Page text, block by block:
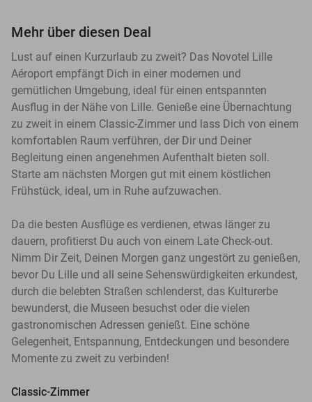
Mehr über diesen Deal
Lust auf einen Kurzurlaub zu zweit? Das Novotel Lille
Aéroport empfängt Dich in einer modernen und
gemütlichen Umgebung, ideal für einen entspannten
Ausflug in der Nähe von Lille. Genieße eine Übernachtung
zu zweit in einem Classic-Zimmer und lass Dich von einem
komfortablen Raum verführen, der Dir und Deiner
Begleitung einen angenehmen Aufenthalt bieten soll.
Starte am nächsten Morgen gut mit einem köstlichen
Frühstück, ideal, um in Ruhe aufzuwachen.
Da die besten Ausflüge es verdienen, etwas länger zu
dauern, profitierst Du auch von einem Late Check-out.
Nimm Dir Zeit, Deinen Morgen ganz ungestört zu genießen,
bevor Du Lille und all seine Sehenswürdigkeiten erkundest,
durch die belebten Straßen schlenderst, das Kulturerbe
bewunderst, die Museen besuchst oder die vielen
gastronomischen Adressen genießt. Eine schöne
Gelegenheit, Entspannung, Entdeckungen und besondere
Momente zu zweit zu verbinden!
Classic-Zimmer